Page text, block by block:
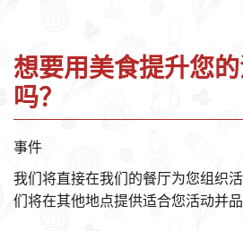
想要用美食提升您
吗？
事件
我们将直接在我们的餐厅为您组织
们将在其他地点提供适合您活动并品